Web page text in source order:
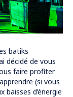
batiks
décidé de vous
faire profiter
(si vous
d’énergie